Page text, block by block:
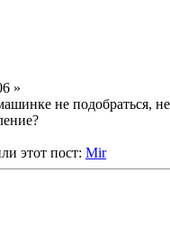
»
не подобраться,
этот пост: Mir